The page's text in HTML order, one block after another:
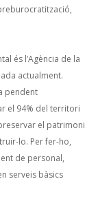
és l’Agència de la
actualment.
pendent
el 94% del territori
el patrimoni
lo. Per fer-ho,
de personal,
serveis bàsics